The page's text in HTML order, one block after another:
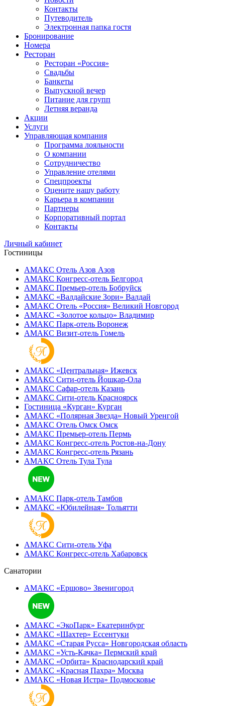
Контакты
Путеводитель
Электронная папка гостя
Бронирование
Номера
Ресторан
Ресторан «Россия»
Свадьбы
Банкеты
Выпускной вечер
Питание для групп
Летняя веранда
Акции
Услуги
Управляющая компания
Программа лояльности
О компании
Сотрудничество
Управление отелями
Спецпроекты
Оцените нашу работу
Карьера в компании
Партнеры
Корпоративный портал
Контакты
Личный кабинет
Гостиницы
АМАКС Отель ‎Азов Азов
АМАКС Конгресс-отель Белгород
АМАКС Премьер-отель Бобруйск
АМАКС «‎Валдайские Зори» Валдай
АМАКС Отель «‎Россия» Великий Новгород
АМАКС «‎Золотое кольцо» Владимир
АМАКС Парк-отель Воронеж
АМАКС Визит-отель Гомель
АМАКС «‎Центральная» Ижевск
АМАКС Сити-отель Йошкар-Ола
АМАКС Сафар-отель Казань
АМАКС Сити-отель Красноярск
Гостиница «‎Курган» Курган
АМАКС «Полярная Звезда» Новый Уренгой
АМАКС Отель ‎Омск Омск
АМАКС Премьер-отель Пермь
АМАКС Конгресс-отель Ростов-на-Дону
АМАКС Конгресс-отель Рязань
АМАКС Отель Тула Тула
АМАКС Парк-отель Тамбов
АМАКС «‎Юбилейная» Тольятти
АМАКС Сити-отель Уфа
АМАКС Конгресс-отель Хабаровск
Санатории
АМАКС «Ершово» Звенигород
АМАКС «ЭкоПарк» Екатеринбург
АМАКС «‎Шахтер» Ессентуки
АМАКС «‎Старая Русса» Новгородская область
АМАКС «‎Усть-Качка» Пермский край
АМАКС «‎Орбита» Краснодарский край
АМАКС «‎Красная Пахра» Москва
АМАКС «‎Новая Истра» Подмосковье